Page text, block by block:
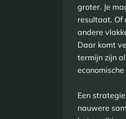
groter. Je
resultaat. Of
andere
Daar komt
termijn zijn
Een
nauwere